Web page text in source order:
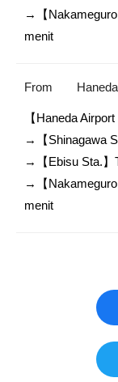
→【
menit
From
【Haneda
→【Shinagawa
→【Ebisu Sta.】
→【
menit